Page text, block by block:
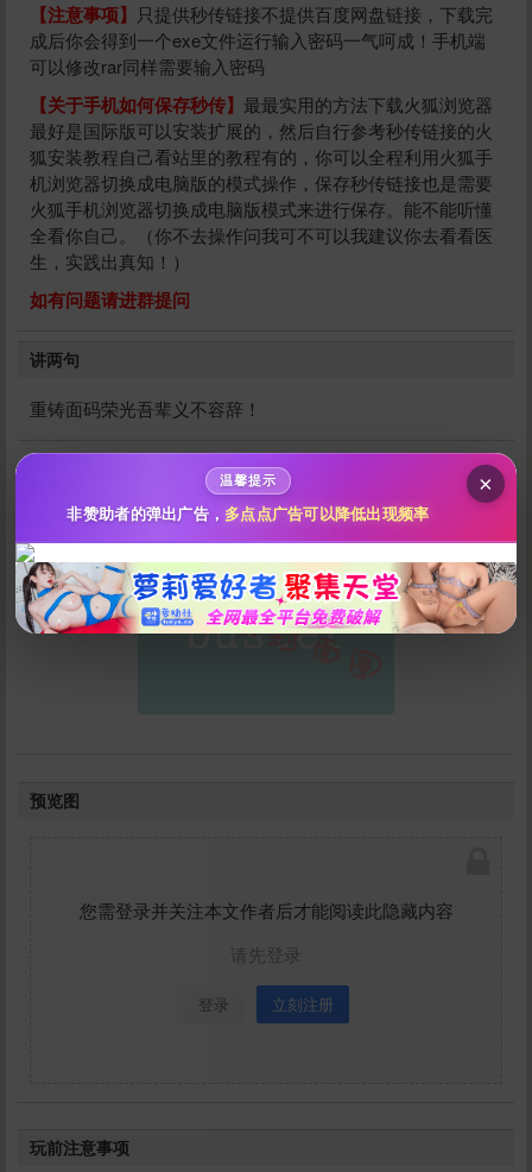
200分 500
【注意事项】 只提供秒传链接不提供百度网盘链接，下载完
成后你会得到一个exe文件运行输入密码一气呵成！手机端
可以修改rar同样需要输入密码
【关于手机如何保存秒传】 最最实用的方法下载火狐浏览器
最好是国际版可以安装扩展的，然后自行参考秒传链接的火
狐安装教程自己看站里的教程有的，你可以全程利用火狐手
机浏览器切换成电脑版的模式操作，保存秒传链接也是需要
火狐手机浏览器切换成电脑版模式来进行保存。能不能听懂
全看你自己。（你不去操作问我可不可以我建议你去看看医
生，实践出真知！）
如有问题请进群提问
讲两句
重铸面码荣光吾辈义不容辞！
预览图
您需登录并关注本文作者后才能阅读此隐藏内容
请先登录
登录 立刻注册
玩前注意事项
点击全选 ×
温馨提示
非赞助者的弹出广告， 多点点广告可以降低出现频率